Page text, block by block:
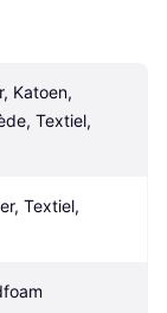
Katoen,
Textiel,
Textiel,